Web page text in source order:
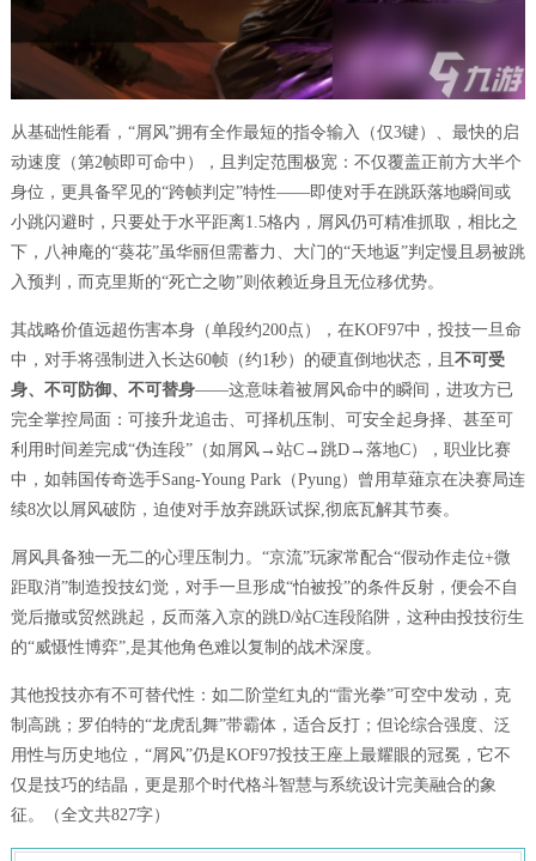
从基础性能看，“屑风”拥有全作最短的指令输入（仅3键）、最快的启
动速度（第2帧即可命中），且判定范围极宽：不仅覆盖正前方大半个
身位，更具备罕见的“跨帧判定”特性——即使对手在跳跃落地瞬间或
小跳闪避时，只要处于水平距离1.5格内，屑风仍可精准抓取，相比之
下，八神庵的“葵花”虽华丽但需蓄力、大门的“天地返”判定慢且易被跳
入预判，而克里斯的“死亡之吻”则依赖近身且无位移优势。
其战略价值远超伤害本身（单段约200点），在KOF97中，投技一旦命
中，对手将强制进入长达60帧（约1秒）的硬直倒地状态，且 不可受
身、不可防御、不可替身——这意味着被屑风命中的瞬间，进攻方已
完全掌控局面：可接升龙追击、可择机压制、可安全起身择、甚至可
利用时间差完成“伪连段”（如屑风→站C→跳D→落地C），职业比赛
中，如韩国传奇选手Sang-Young Park（Pyung）曾用草薙京在决赛局连
续8次以屑风破防，迫使对手放弃跳跃试探,彻底瓦解其节奏。
屑风具备独一无二的心理压制力。“京流”玩家常配合“假动作走位+微
距取消”制造投技幻觉，对手一旦形成“怕被投”的条件反射，便会不自
觉后撤或贸然跳起，反而落入京的跳D/站C连段陷阱，这种由投技衍生
的“威慑性博弈”,是其他角色难以复制的战术深度。
其他投技亦有不可替代性：如二阶堂红丸的“雷光拳”可空中发动，克
制高跳；罗伯特的“龙虎乱舞”带霸体，适合反打；但论综合强度、泛
用性与历史地位，“屑风”仍是KOF97投技王座上最耀眼的冠冕，它不
仅是技巧的结晶，更是那个时代格斗智慧与系统设计完美融合的象
征。（全文共827字）